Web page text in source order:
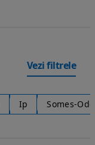
Vezi filtrele
Ip Somes-